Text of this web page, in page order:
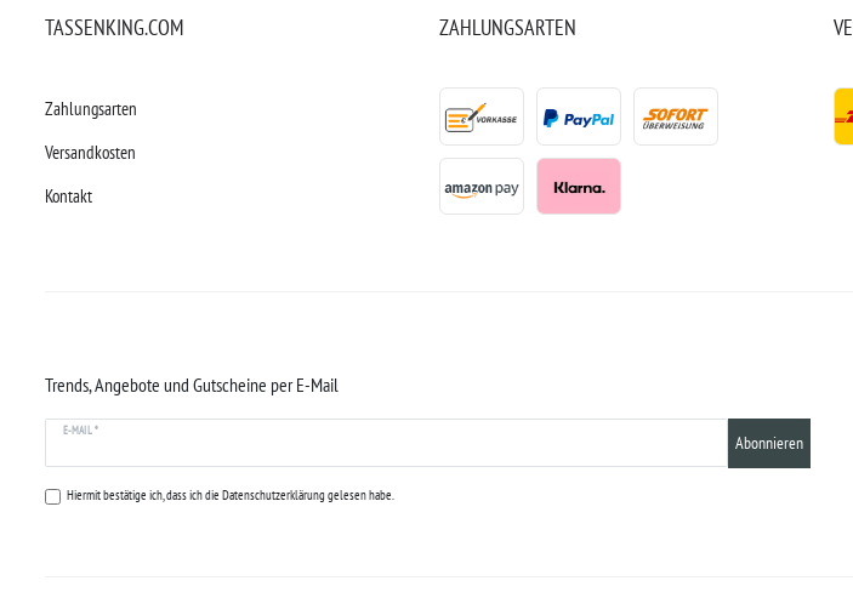
TASSENKING.COM
Zahlungsarten
Versandkosten
Kontakt
ZAHLUNGSARTEN
Trends, Angebote und Gutscheine per E-Mail
E-MAIL *
Abonnieren
Hiermit bestätige ich, dass ich die Datenschutzerklärunggelesen habe.